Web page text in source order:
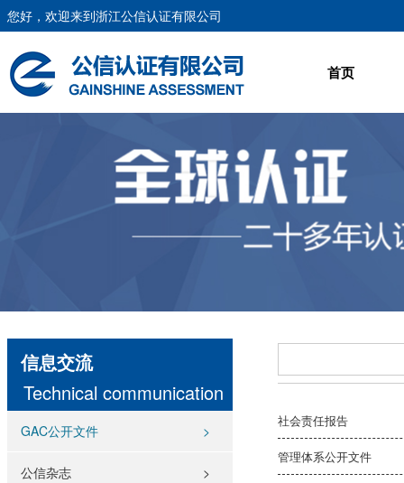
您好，欢迎来到浙江公信认证有限公司
首页
信息交流
Technical communication
GAC公开文件 >
公信杂志 >
社会责任报告
管理体系公开文件